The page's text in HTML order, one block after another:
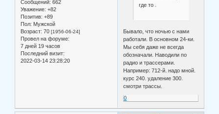
Сообщений: 662
Уважение: +82
Позитив: +89
Пол: Мужской
Возраст: 70 [1956-06-24]
Провел на форуме:
7 дней 19 часов
Последний визит:
2022-03-14 23:28:20
где то .
Бывало, что ночью с нами
работали. В основном 24-ки.
Мы себя даже не всегда
обозначали. Наводили по
радио и трассерами.
Например: 712-й. надо мной.
курс 240. удаление 300.
смотри трассы.
0